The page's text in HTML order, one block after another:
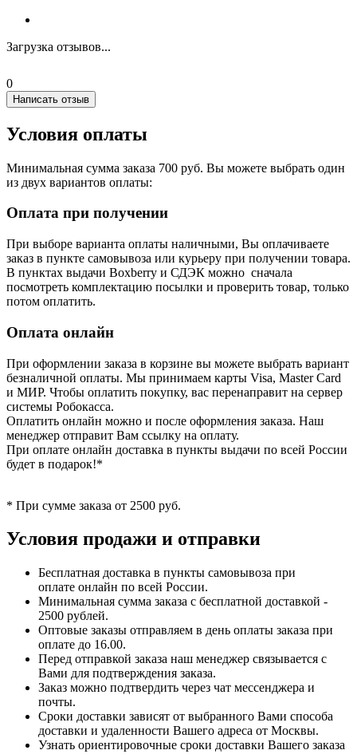
Загрузка отзывов...
0
Написать отзыв
Условия оплаты
Минимальная сумма заказа 700 руб. Вы можете выбрать один
из двух вариантов оплаты:
Оплата при получении
При выборе варианта оплаты наличными, Вы оплачиваете
заказ в пункте самовывоза или курьеру при получении товара.
В пунктах выдачи Boxberry и СДЭК можно сначала
посмотреть комплектацию посылки и проверить товар, только
потом оплатить.
Оплата онлайн
При оформлении заказа в корзине вы можете выбрать вариант
безналичной оплаты. Мы принимаем карты Visa, Master Card
и МИР. Чтобы оплатить покупку, вас перенаправит на сервер
системы Робокасса.
Оплатить онлайн можно и после оформления заказа. Наш
менеджер отправит Вам ссылку на оплату.
При оплате онлайн доставка в пункты выдачи по всей России
будет в подарок!*
* При сумме заказа от 2500 руб.
Условия продажи и отправки
Бесплатная доставка в пункты самовывоза при
оплате онлайн по всей России.
Минимальная сумма заказа с бесплатной доставкой -
2500 рублей.
Оптовые заказы отправляем в день оплаты заказа при
оплате до 16.00.
Перед отправкой заказа наш менеджер связывается с
Вами для подтверждения заказа.
Заказ можно подтвердить через чат мессенджера и
почты.
Сроки доставки зависят от выбранного Вами способа
доставки и удаленности Вашего адреса от Москвы.
Узнать ориентировочные сроки доставки Вашего заказа